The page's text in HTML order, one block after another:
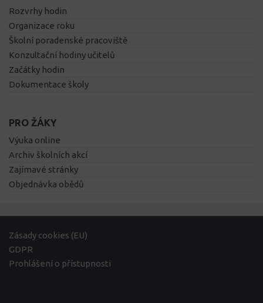
Rozvrhy hodin
Organizace roku
Školní poradenské pracoviště
Konzultační hodiny učitelů
Začátky hodin
Dokumentace školy
PRO ŽÁKY
Výuka online
Archiv školních akcí
Zajímavé stránky
Objednávka obědů
Zásady cookies (EU)
GDPR
Prohlášení o přístupnosti